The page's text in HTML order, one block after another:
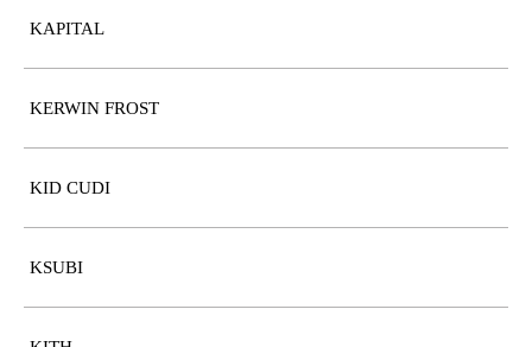
KAPITAL
KERWIN FROST
KID CUDI
KSUBI